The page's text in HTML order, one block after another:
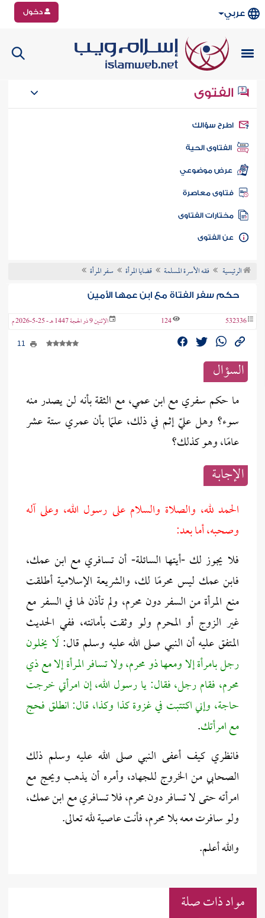
عربي دخول
الفتوى
سؤالك
الفتاوى الحية
عرض موضوعي
فتاوى معاصرة
مختارات الفتاوى
الفتوى
الرئيسية فقه الأسرة المسلمة قضايا المرأة سفر المرأة
حكم سفر الفتاة مع ابن عمها الأمين
532336
124 الإثنين 9 ذو الحجة 1447 هـ - 25-5-2026 م
السؤال
ما حكم سفري مع ابن عمي، مع الثقة بأنه لن يصدر منه
سوء؟ وهل عليّ إثم في ذلك، علمًا بأن عمري ستة عشر
عامًا، وهو كذلك؟
الإجابــة
الحمد لله، والصلاة والسلام على رسول الله، وعلى آله
وصحبه، أما بعد:
فلا يجوز لك -أيتها السائلة- أن تسافري مع ابن عمك،
فابن عمك ليس محرمًا لك، والشريعة الإسلامية أطلقت
منع المرأة من السفر دون محرم، ولم تأذن لها في السفر مع
غير الزوج أو المحرم ولو وثقت بأمانته، ففي الحديث
المتفق عليه أن النبي صلى الله عليه وسلم قال:لَا يخلون
رجل بامرأة إلا ومعها ذو محرم، ولا تسافر المرأة إلا مع ذي
محرم، فقام رجل، فقال: يا رسول الله، إن امرأتي خرجت
حاجة، وإني اكتتبت في غزوة كذا وكذا، قال: انطلق فحج
مع امرأتك.
فانظري كيف أعفى النبي صلى الله عليه وسلم ذلك
الصحابي من الخروج للجهاد، وأمره أن يذهب ويحج مع
امرأته حتى لا تسافر دون محرم، فلا تسافري مع ابن عمك،
ولو سافرت معه بلا محرم، فأنت عاصية لله تعالى.
والله أعلم.
مواد ذات صلة